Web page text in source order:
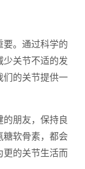
要。通过科学的
少关节不适的发
们的关节提供一
朋友，保持良
糖软骨素，都会
更的关节生活而